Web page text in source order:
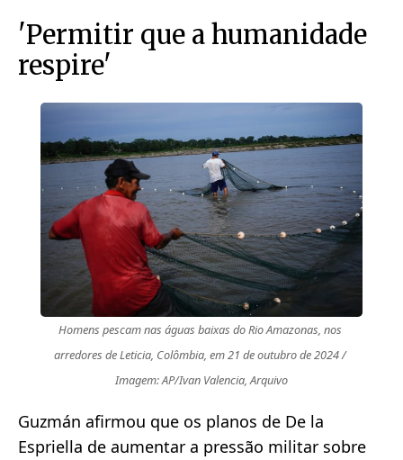
'Permitir que a humanidade
respire'
Homens pescam nas águas baixas do Rio Amazonas, nos
arredores de Leticia, Colômbia, em 21 de outubro de 2024 /
Imagem: AP/Ivan Valencia, Arquivo
Guzmán afirmou que os planos de De la
Espriella de aumentar a pressão militar sobre